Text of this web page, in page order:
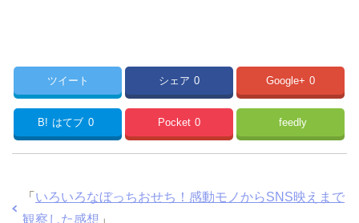
ツイート シェア 0 Google+ 0
B! はてブ 0 Pocket 0 feedly
「 いろいろなぼっちおせち！感動モノからSNS映えまで
観察した感想 」